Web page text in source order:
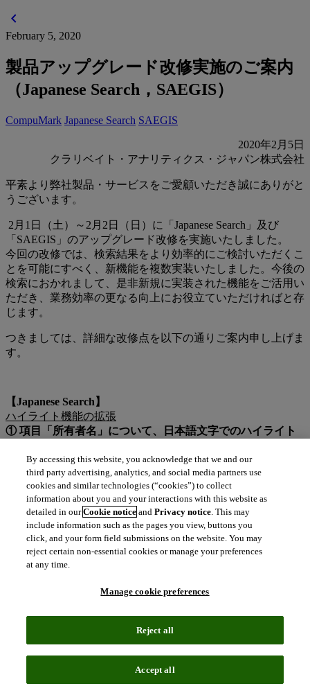
chevron_left
February 5, 2020
製品アップグレード改修実施のご案内
（Japanese Search，SAEGIS）
CompuMark Japanese Search SAEGIS
2020年2月5日
クラリベイト・アナリティクス・ジャパン株式会社
平素より弊社製品・サービスをご愛顧いただき誠にありがと
うございます。
2月1日（土）～2月2日（日）に「Japanese Search」及び
「SAEGIS」のアップグレード改修を実施いたしました。
今回の改修では、検索結果をより効率的にご検討いただくこ
とを可能にすべく、新機能を複数実装いたしました。今後の
検索におかれまして、是非新規に実装された機能をご活用い
ただき、業務効率の更なる向上にお役立ていただければと存
じます。
つきましては、詳細な改修点を以下の通りご案内申し上げま
す。
【Japanese Search】
ハイライト機能の拡張
① 項目「所有者名」について、日本語文字でのハイライト
② 項目「類似群コード」について、ハイライト設定が可能
になりました。
→自社や特定の権利者が所有する商標や、特定の類似群コー
ドを含む商標を結果画面において目立たせることができま
検出商標・称呼のフィルタ機能の拡張
① 調査対象商標・称呼に対し、どのような商標・称呼が検
By accessing this website, you acknowledge that we and our
third party advertising, analytics, and social media partners use
cookies and similar technologies (“cookies”) to collect
information about you and your interactions with this website as
detailed in ourCookie notice andPrivacy notice. This may
include information such as the pages you view, buttons you
click, and your form field submissions on the website. You may
reject certain non-essential cookies or manage your preferences
at any time.
Manage cookie preferences
Reject all
Accept all